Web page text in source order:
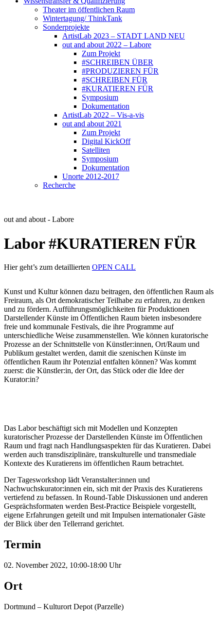
Theater im öffentlichen Raum
Wintertagung/ ThinkTank
Sonderprojekte
ArtistLab 2023 – STADT LAND NEU
out and about 2022 – Labore
Zum Projekt
#SCHREIBEN ÜBER
#PRODUZIEREN FÜR
#SCHREIBEN FÜR
#KURATIEREN FÜR
Symposium
Dokumentation
ArtistLab 2022 – Vis-a-vis
out and about 2021
Zum Projekt
Digital KickOff
Satelliten
Symposium
Dokumentation
Unorte 2012-2017
Recherche
out and about - Labore
Labor #KURATIEREN FÜR
Hier geht’s zum detaillierten OPEN CALL
Kunst und Kultur können dazu beitragen, den öffentlichen Raum als
Freiraum, als Ort demokratischer Teilhabe zu erfahren, zu denken
und zu fördern. Aufführungsmöglichkeiten für Produktionen
Darstellender Künste im Öffentlichen Raum bieten insbesondere
freie und kommunale Festivals, die ihre Programme auf
unterschiedliche Weise zusammenstellen. Wie können kuratorische
Prozesse an der Schnittstelle von Künstler:innen, Ort/Raum und
Publikum gestaltet werden, damit die szenischen Künste im
öffentlichen Raum ihr Potenzial entfalten können? Was kommt
zuerst: die Künstler:in, der Ort, das Stück oder die Idee der
Kurator:in?
Das Labor beschäftigt sich mit Modellen und Konzepten
kuratorischer Prozesse der Darstellenden Künste im Öffentlichen
Raum und fragt nach Handlungsaspekten für das Kuratieren. Dabei
werden auch transdisziplinäre, transkulturelle und transmediale
Kontexte des Kuratierens im öffentlichen Raum betrachtet.
Der Tagesworkshop lädt Veranstalter:innen und
Nachwuchskurator:innen ein, sich mit der Praxis des Kuratierens
vertiefend zu befassen. In Round-Table Diskussionen und anderen
Gesprächsformaten werden Best-Practice Beispiele vorgestellt,
eigene Erfahrungen geteilt und mit Impulsen internationaler Gäste
der Blick über den Tellerrand gerichtet.
Termin
02. November 2022, 10:00-18:00 Uhr
Ort
Dortmund – Kulturort Depot (Parzelle)